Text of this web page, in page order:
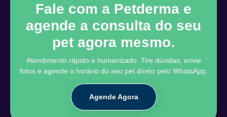
Fale com a Petderma e
agende a consulta do seu
pet agora mesmo.
Atendimento rápido e humanizado. Tire dúvidas, envie
fotos e agende o horário do seu pet direto pelo WhatsApp.
Agende Agora